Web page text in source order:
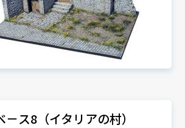
ス8（イタリアの村）